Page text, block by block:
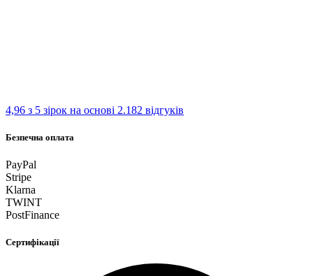
4,96 з 5 зірок на основі 2.182 відгуків
Безпечна оплата
PayPal
Stripe
Klarna
TWINT
PostFinance
Сертифікації